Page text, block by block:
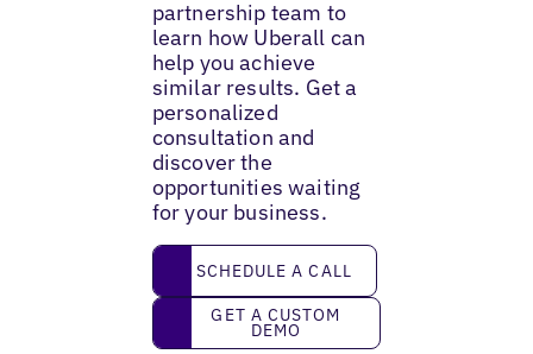
partnership team to
learn how Uberall can
help you achieve
similar results. Get a
personalized
consultation and
discover the
opportunities waiting
for your business.
Schedule a call
SCHEDULE A CALL
Get a custom demo
GET A CUSTOM
DEMO